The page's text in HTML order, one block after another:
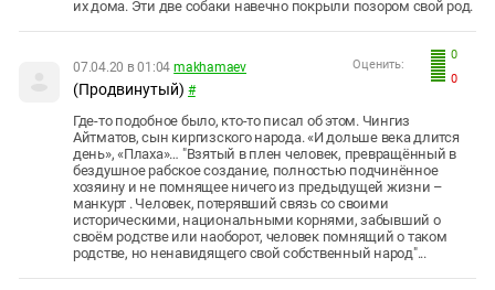
их дома. Эти две собаки навечно покрыли позором свой род.
0
0
Оценить:
07.04.20 в 01:04 makhamaev
(Продвинутый) #
Где-то подобное было, кто-то писал об этом. Чингиз
Айтматов, сын киргизского народа. «И дольше века длится
день», «Плаха»… "Взятый в плен человек, превращённый в
бездушное рабское создание, полностью подчинённое
хозяину и не помнящее ничего из предыдущей жизни –
манкурт . Человек, потерявший связь со своими
историческими, национальными корнями, забывший о
своём родстве или наоборот, человек помнящий о таком
родстве, но ненавидящего свой собственный народ"...